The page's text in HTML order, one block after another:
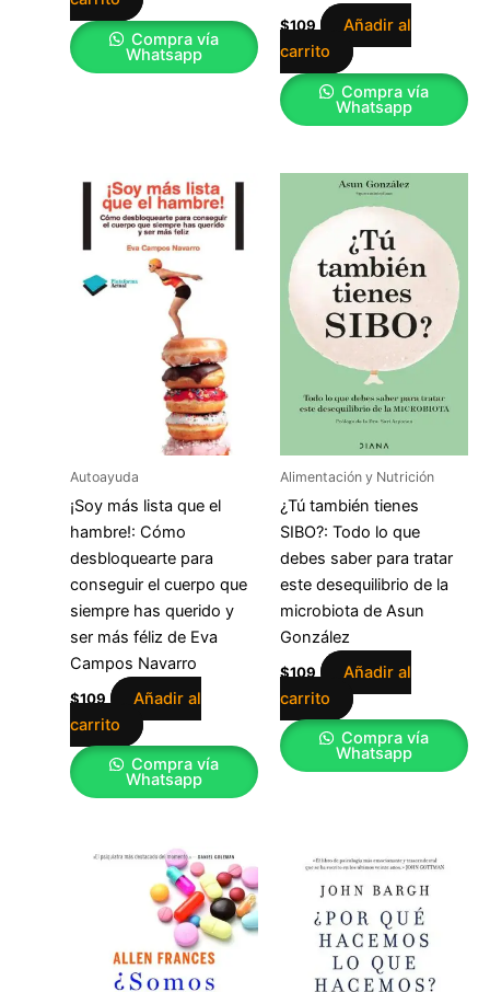
Compra vía
Whatsapp
$109
Añadir al
carrito
Compra vía
Whatsapp
Autoayuda
¡Soy más lista que el
hambre!: Cómo
desbloquearte para
conseguir el cuerpo que
siempre has querido y
ser más féliz de Eva
Campos Navarro
$109
Añadir al
carrito
Compra vía
Whatsapp
Alimentación y Nutrición
¿Tú también tienes
SIBO?: Todo lo que
debes saber para tratar
este desequilibrio de la
microbiota de Asun
González
$109
Añadir al
carrito
Compra vía
Whatsapp